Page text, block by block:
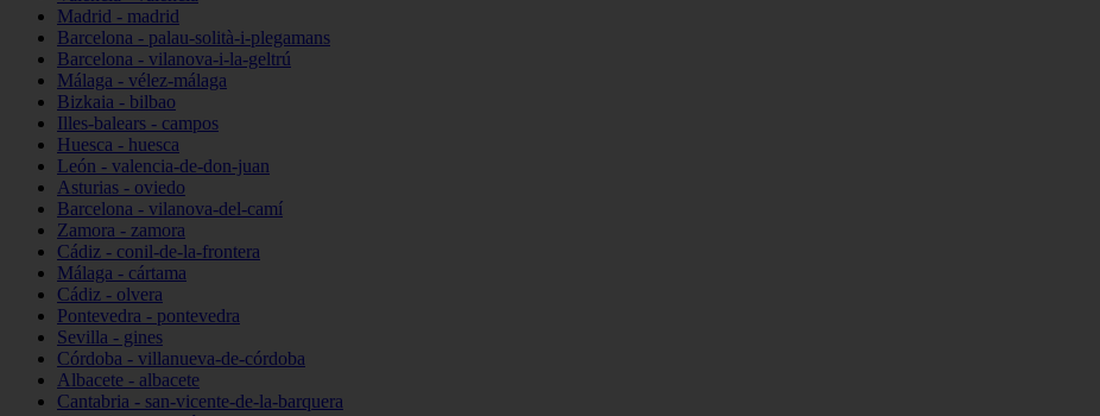
Madrid - madrid
Barcelona - palau-solità-i-plegamans
Barcelona - vilanova-i-la-geltrú
Málaga - vélez-málaga
Bizkaia - bilbao
Illes-balears - campos
Huesca - huesca
León - valencia-de-don-juan
Asturias - oviedo
Barcelona - vilanova-del-camí
Zamora - zamora
Cádiz - conil-de-la-frontera
Málaga - cártama
Cádiz - olvera
Pontevedra - pontevedra
Sevilla - gines
Córdoba - villanueva-de-córdoba
Albacete - albacete
Cantabria - san-vicente-de-la-barquera